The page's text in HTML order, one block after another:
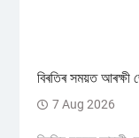
বিৰতিৰ সময়ত আৰক্ষী
7 Aug 2026